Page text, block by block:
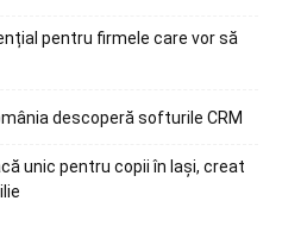
pentru firmele care vor să
descoperă softurile CRM
unic pentru copii în Iași, creat